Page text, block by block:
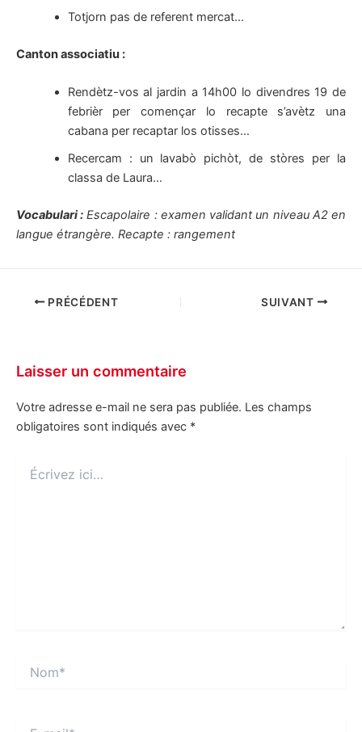
Totjorn pas de referent mercat…
Canton associatiu :
Rendètz-vos al jardin a 14h00 lo divendres 19 de
febrièr per començar lo recapte s’avètz una
cabana per recaptar los otisses…
Recercam : un lavabò pichòt, de stòres per la
classa de Laura…
Vocabulari : Escapolaire : examen validant un niveau A2 en
langue étrangère. Recapte : rangement
PRÉCÉDENT SUIVANT
Laisser un commentaire
Votre adresse e-mail ne sera pas publiée. Les champs
obligatoires sont indiqués avec *
ici…